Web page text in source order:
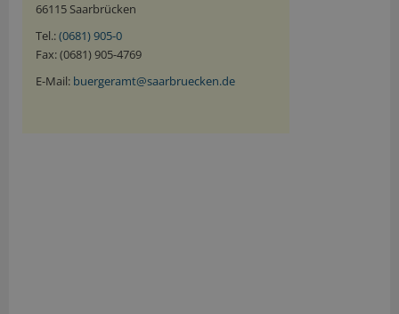
66115 Saarbrücken
Tel.:(0681) 905-0
Fax: (0681) 905-4769
E-Mail: buergeramt@saarbruecken.de